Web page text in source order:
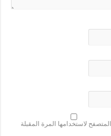
لاستخدامها المرة المقبلة